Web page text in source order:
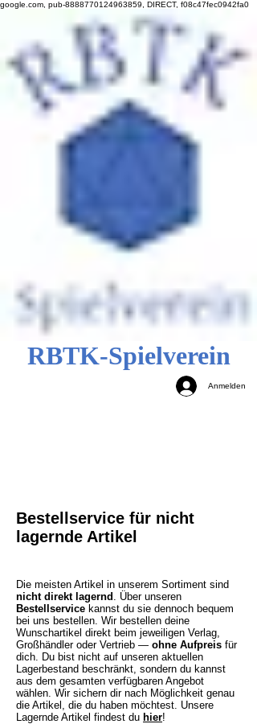
google.com, pub-8888770124963859, DIRECT, f08c47fec0942fa0
RBTK-Spielverein
Anmelden
Bestellservice für nicht
lagernde Artikel
Die meisten Artikel in unserem Sortiment sind
nicht direkt lagernd
. Über unseren
Bestellservice kannst du sie dennoch bequem
bei uns bestellen. Wir bestellen deine
Wunschartikel direkt beim jeweiligen Verlag,
Großhändler oder Vertrieb — ohne Aufpreis für
dich. Du bist nicht auf unseren aktuellen
Lagerbestand beschränkt, sondern du kannst
aus dem gesamten verfügbaren Angebot
wählen. Wir sichern dir nach Möglichkeit genau
die Artikel, die du haben möchtest. Unsere
Lagernde Artikel findest du hier!​